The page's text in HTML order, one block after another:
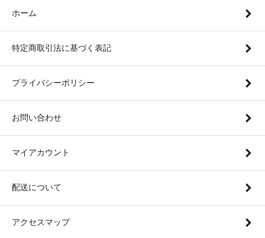
ホーム
特定商取引法に基づく表記
プライバシーポリシー
お問い合わせ
マイアカウント
配送について
アクセスマップ